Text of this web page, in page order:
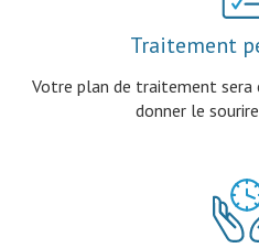
Traitement
Votre plan de traitement sera
donner le